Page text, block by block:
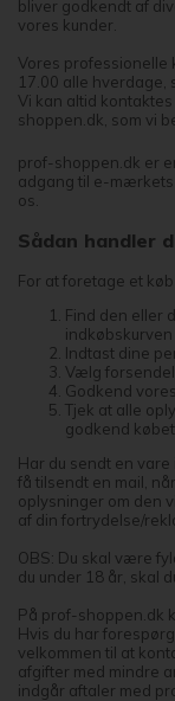
bliver godkendt af
vores kunder.
Vores professionelle
17.00 alle hverdage,
Vi kan altid
shoppen.dk, som vi
prof-shoppen.dk er
adgang til e-
os.
Sådan handler
For at foretage et
Find den eller
Indtast dine
Vælg
Godkend
Tjek at alle
godkend købet
Har du sendt en
få tilsendt en mail,
oplysninger om den
af din fortrydelse/
OBS: Du skal være
du under 18 år, skal
På prof-shoppen.dk
Hvis du har
velkommen til at
afgifter med mindre
indgår aftaler med